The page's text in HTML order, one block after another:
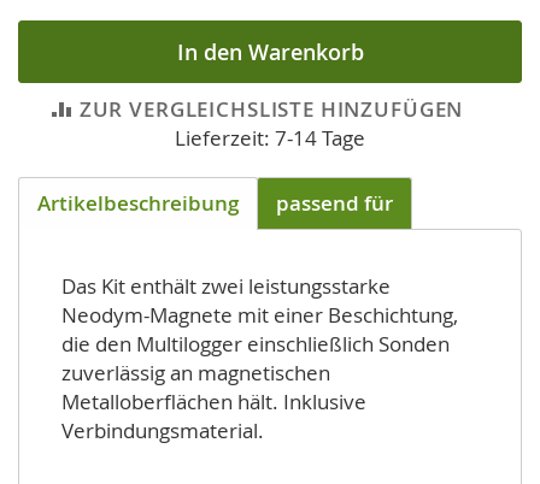
In den Warenkorb
ZUR VERGLEICHSLISTE HINZUFÜGEN
Lieferzeit: 7-14 Tage
Artikelbeschreibung passend für
Das Kit enthält zwei leistungsstarke
Neodym-Magnete mit einer Beschichtung,
die den Multilogger einschließlich Sonden
zuverlässig an magnetischen
Metalloberflächen hält. Inklusive
Verbindungsmaterial.